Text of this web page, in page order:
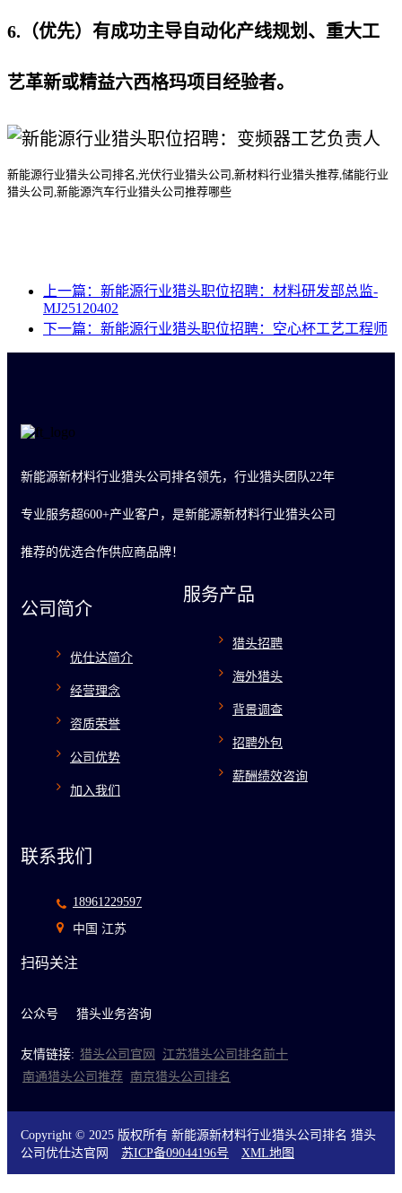
6.（优先）有成功主导自动化产线规划、重大工
艺革新或精益六西格玛项目经验者。
新能源行业猎头公司排名,光伏行业猎头公司,新材料行业猎头推荐,储能行业
猎头公司,新能源汽车行业猎头公司推荐哪些
上一篇：新能源行业猎头职位招聘：材料研发部总监-
MJ25120402
下一篇：新能源行业猎头职位招聘：空心杯工艺工程师
新能源新材料行业猎头公司排名领先，行业猎头团队22年
专业服务超600+产业客户，是新能源新材料行业猎头公司
推荐的优选合作供应商品牌！
公司简介
优仕达简介
经营理念
资质荣誉
公司优势
加入我们
服务产品
猎头招聘
海外猎头
背景调查
招聘外包
薪酬绩效咨询
联系我们
18961229597
中国 江苏
扫码关注
公众号 猎头业务咨询
友情链接: 猎头公司官网
江苏猎头公司排名前十
南通猎头公司推荐 南京猎头公司排名
Copyright © 2025 版权所有 新能源新材料行业猎头公司排名 猎头
公司优仕达官网 苏ICP备09044196号 XML地图